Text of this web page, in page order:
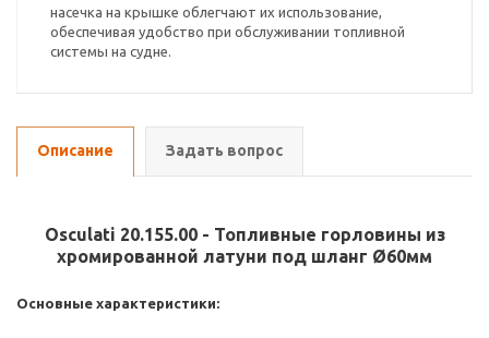
насечка на крышке облегчают их использование,
обеспечивая удобство при обслуживании топливной
системы на судне.
Описание Задать вопрос
Osculati 20.155.00 - Топливные горловины из
хромированной латуни под шланг Ø60мм
Основные характеристики: